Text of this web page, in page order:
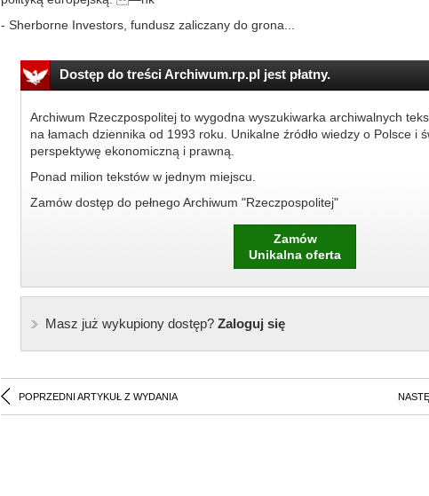
- Sherborne Investors, fundusz zaliczany do grona...
Dostęp do treści Archiwum.rp.pl jest płatny.
Archiwum Rzeczpospolitej to wygodna wyszukiwarka archiwalnych
na łamach dziennika od 1993 roku. Unikalne źródło wiedzy o Polsce i
perspektywę ekonomiczną i prawną.
Ponad milion tekstów w jednym miejscu.
Zamów dostęp do pełnego Archiwum "Rzeczpospolitej"
Zamów
Unikalna oferta
Masz już wykupiony dostęp?Zaloguj się
POPRZEDNI ARTYKUŁ Z WYDANIA